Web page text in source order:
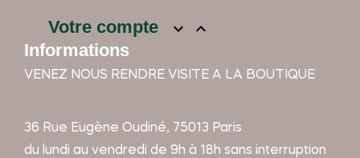
Votre compte  
Informations
VENEZ NOUS RENDRE VISITE A LA BOUTIQUE
36 Rue Eugène Oudiné, 75013 Paris
du lundi au vendredi de 9h à 18h sans interruption